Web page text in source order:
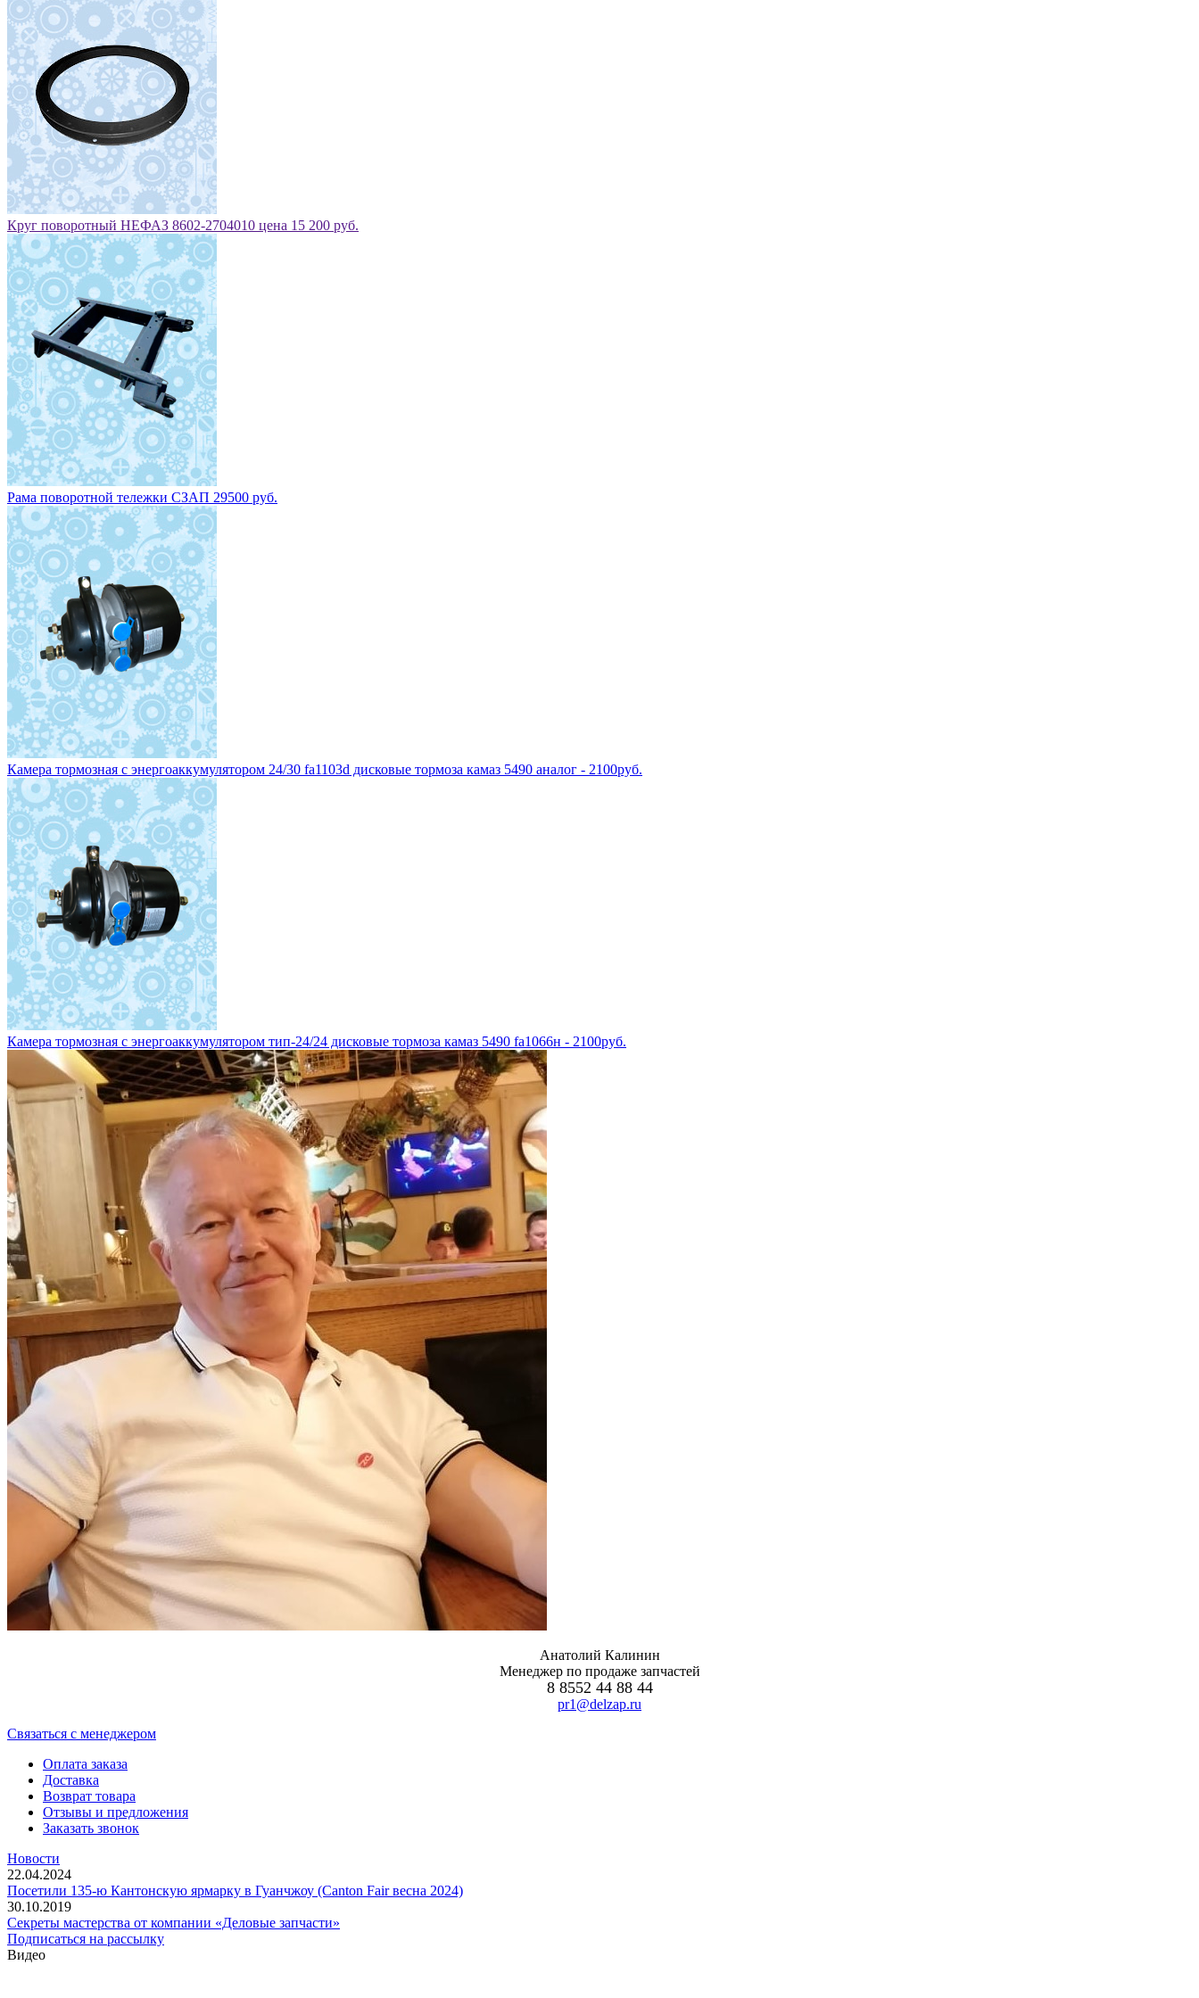
Круг поворотный НЕФАЗ 8602-2704010 цена 15 200 руб.
Рама поворотной тележки СЗАП 29500 руб.
Камера тормозная с энергоаккумулятором 24/30 fa1103d дисковые тормоза камаз 5490 аналог - 2100руб.
Камера тормозная с энергоаккумулятором тип-24/24 дисковые тормоза камаз 5490 fa1066н - 2100руб.
Анатолий Калинин
Менеджер по продаже запчастей
8 8552 44 88 44
pr1@delzap.ru
Cвязаться с менеджером
Оплата заказа
Доставка
Возврат товара
Отзывы и предложения
Заказать звонок
Новости
22.04.2024
Посетили 135-ю Кантонскую ярмарку в Гуанчжоу (Canton Fair весна 2024)
30.10.2019
Секреты мастерства от компании «Деловые запчасти»
Подписаться на рассылку
Видео